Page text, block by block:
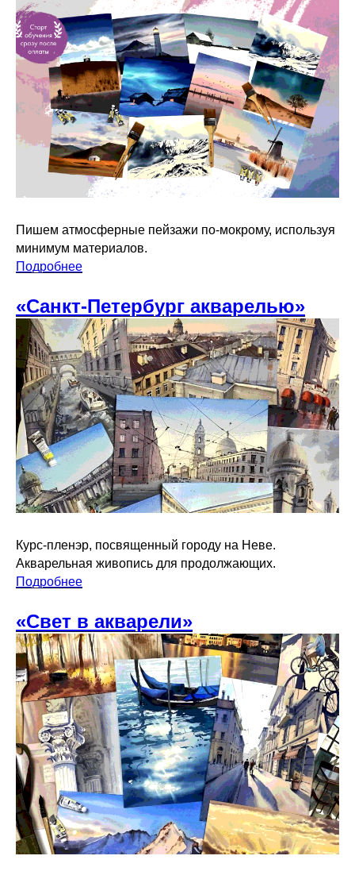
Пишем атмосферные пейзажи по-мокрому, используя
минимум материалов.
Подробнее
«Санкт-Петербург акварелью»
Курс-пленэр, посвященный городу на Неве.
Акварельная живопись для продолжающих.
Подробнее
«Свет в акварели»